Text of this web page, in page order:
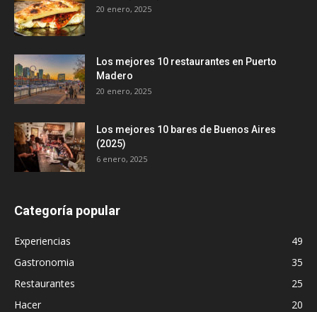
20 enero, 2025
Los mejores 10 restaurantes en Puerto
Madero
20 enero, 2025
Los mejores 10 bares de Buenos Aires
(2025)
6 enero, 2025
Categoría popular
Experiencias
49
Gastronomia
35
Restaurantes
25
Hacer
20